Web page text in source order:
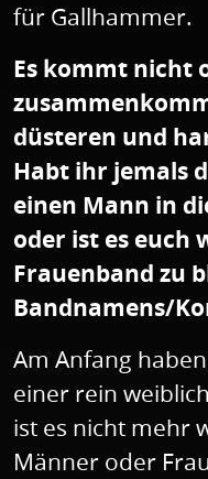
für Gallhammer.
Es kommt nicht
düsteren und
Habt ihr jemals
einen Mann in
oder ist es euch
Frauenband zu
Bandnamens/
Am Anfang
einer rein
ist es nicht mehr
Männer oder